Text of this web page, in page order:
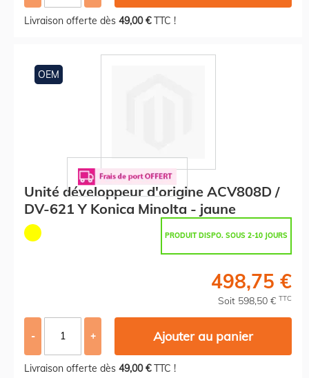
Livraison offerte dès 49,00 €TTC !
OEM
Unité développeur d'origine ACV808D /
DV-621 Y Konica Minolta - jaune
PRODUIT DISPO. SOUS 2-10 JOURS
498,75 €
Soit 598,50 € TTC
- + Ajouter au panier
Livraison offerte dès 49,00 €TTC !